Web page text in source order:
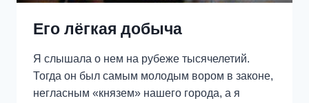
Его лёгкая добыча
Я слышала о нем на рубеже тысячелетий.
Тогда он был самым молодым вором в законе,
негласным «князем» нашего города, а я